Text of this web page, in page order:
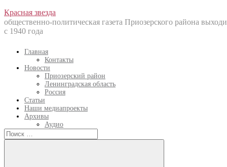
Перейти
к
содержанию
Красная звезда
общественно-политическая газета Приозерского района
с 1940 года
Главная
Контакты
Новости
Приозерский район
Ленинградская область
Россия
Статьи
Наши медиапроекты
Архивы
Аудио
Искать: